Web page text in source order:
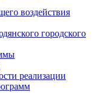
воздействия
городского
реализации